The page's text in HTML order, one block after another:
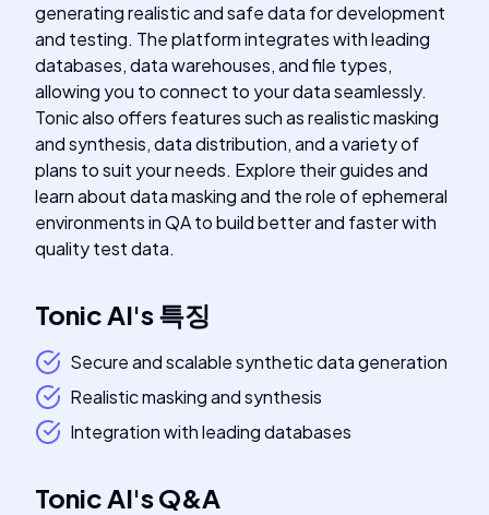
generating realistic and safe data for development
and testing. The platform integrates with leading
databases, data warehouses, and file types,
allowing you to connect to your data seamlessly.
Tonic also offers features such as realistic masking
and synthesis, data distribution, and a variety of
plans to suit your needs. Explore their guides and
learn about data masking and the role of ephemeral
environments in QA to build better and faster with
quality test data.
Tonic AI's특징
Secure and scalable synthetic data generation
Realistic masking and synthesis
Integration with leading databases
Tonic AI'sQ&A